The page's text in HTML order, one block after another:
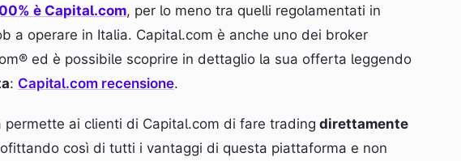
è Capital.com, per lo meno tra quelli regolamentati in
a operare in Italia. Capital.com è anche uno dei broker
ed è possibile scoprire in dettaglio la sua offerta leggendo
: Capital.com recensione.
ai clienti di Capital.com di fare trading direttamente
così di tutti i vantaggi di questa piattaforma e non